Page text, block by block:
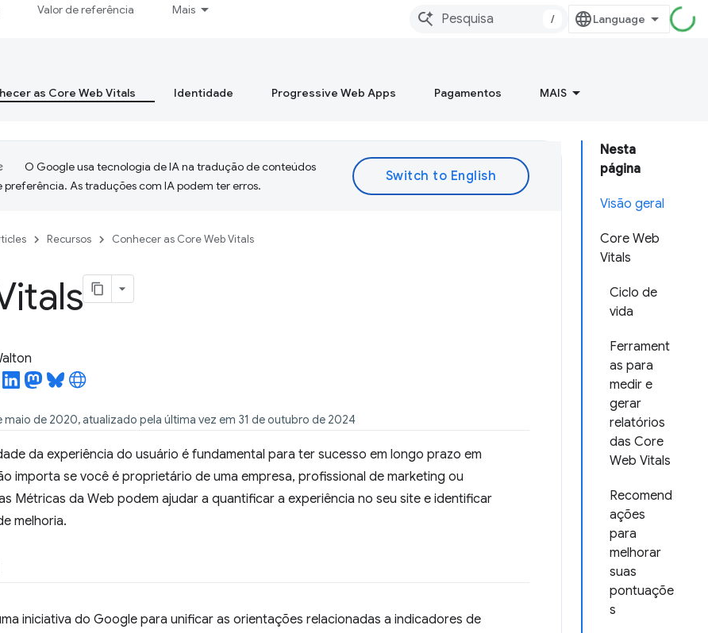
Valor de referência Mais
/
as Core Web Vitals Identidade Progressive Web Apps Pagamentos MAIS
Nesta
página
Visão geral
Core Web
Vitals
Ciclo de
vida
Ferrament
as para
medir e
gerar
relatórios
das Core
Web Vitals
Recomend
ações
para
melhorar
suas
pontuaçõe
s
O Google usa tecnologia de IA na tradução de conteúdos
preferência. As traduções com IA podem ter erros.
Recursos Conhecer as Core Web Vitals
maio de 2020, atualizado pela última vez em 31 de outubro de 2024
da experiência do usuário é fundamental para ter sucesso em longo prazo em
importa se você é proprietário de uma empresa, profissional de marketing ou
Métricas da Web podem ajudar a quantificar a experiência no seu site e identificar
melhoria.
iniciativa do Google para unificar as orientações relacionadas a indicadores de